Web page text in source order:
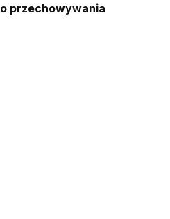
przechowywania